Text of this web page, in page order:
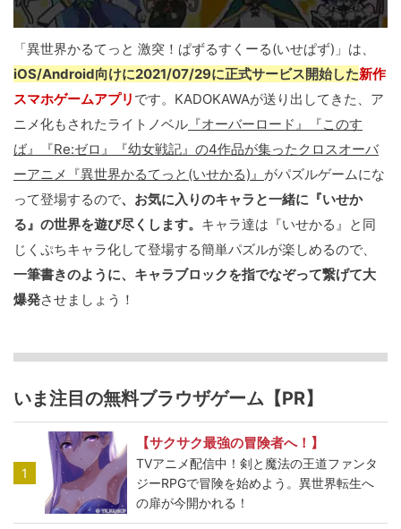
「異世界かるてっと 激突！ぱずるすくーる(いせぱず)」は、
iOS/Android向けに2021/07/29に正式サービス開始した新作
スマホゲームアプリ です。KADOKAWAが送り出してきた、ア
ニメ化もされたライトノベル 『オーバーロード』『このす
ば』『Re:ゼロ』『幼女戦記』の4作品が集ったクロスオーバ
ーアニメ『異世界かるてっと(いせかる)』 がパズルゲームにな
って登場するので、お気に入りのキャラと一緒に『いせか
る』の世界を遊び尽くします。 キャラ達は『いせかる』と同
じくぷちキャラ化して登場する簡単パズルが楽しめるので、
一筆書きのように、キャラブロックを指でなぞって繋げて大
爆発させましょう！
いま注目の無料ブラウザゲーム【PR】
1
【サクサク最強の冒険者へ！】
TVアニメ配信中！剣と魔法の王道ファンタ
ジーRPGで冒険を始めよう。異世界転生へ
の扉が今開かれる！